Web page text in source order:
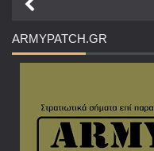
ARMYPATCH.GR